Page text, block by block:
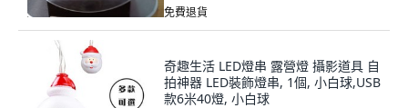
免費退貨
奇趣生活 LED燈串 露營燈 攝影道具 自
拍神器 LED裝飾燈串, 1個, 小白球,USB
款6米40燈, 小白球